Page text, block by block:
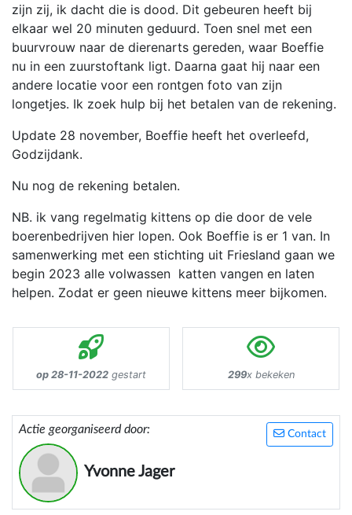
zijn zij, ik dacht die is dood. Dit gebeuren heeft bij
elkaar wel 20 minuten geduurd. Toen snel met een
buurvrouw naar de dierenarts gereden, waar Boeffie
nu in een zuurstoftank ligt. Daarna gaat hij naar een
andere locatie voor een rontgen foto van zijn
longetjes. Ik zoek hulp bij het betalen van de rekening.
Update 28 november, Boeffie heeft het overleefd,
Godzijdank.
Nu nog de rekening betalen.
NB. ik vang regelmatig kittens op die door de vele
boerenbedrijven hier lopen. Ook Boeffie is er 1 van. In
samenwerking met een stichting uit Friesland gaan we
begin 2023 alle volwassen katten vangen en laten
helpen. Zodat er geen nieuwe kittens meer bijkomen.
op 28-11-2022 gestart 299x bekeken
Contact
Actie georganiseerd door:
Yvonne Jager